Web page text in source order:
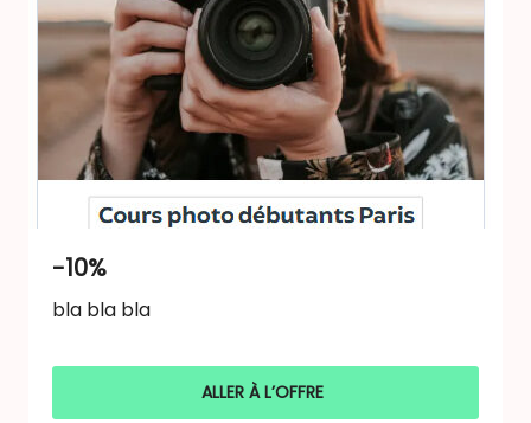
-10%
bla bla bla
ALLER À L’OFFRE